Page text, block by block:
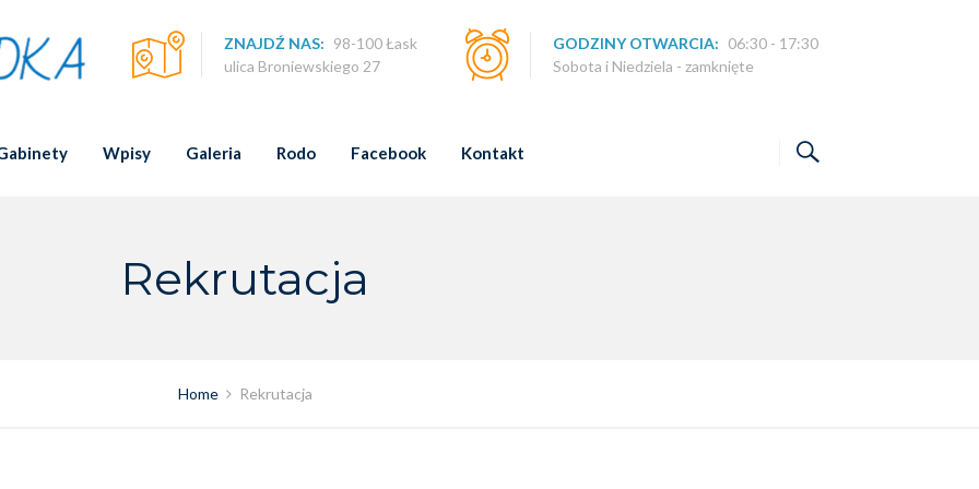
ZNAJDŹ NAS: 98-100 Łask
ulica Broniewskiego 27
GODZINY OTWARCIA: 06:30 - 17:30
Sobota i Niedziela - zamknięte
Wpisy Galeria Rodo Facebook Kontakt
Rekrutacja
Home Rekrutacja